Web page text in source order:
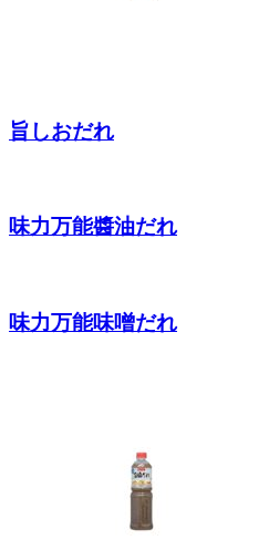
旨しおだれ
味力万能醬油だれ
味力万能味噌だれ